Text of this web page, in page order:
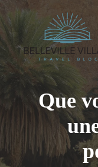
Aller
au
contenu
Que